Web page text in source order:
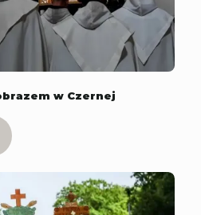
w Czernej